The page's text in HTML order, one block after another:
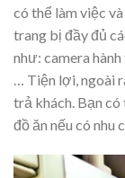
có thể làm việc
trang bị đầy đủ
như: camera
… Tiện lợi, ngoài
trả khách. Bạn có
đồ ăn nếu có nhu